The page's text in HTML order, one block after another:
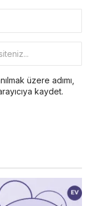
üzere adımı,
kaydet.